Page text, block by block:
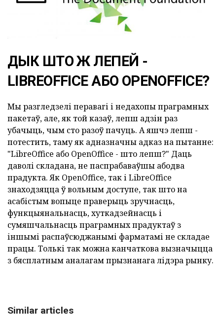
ДЫК ШТО Ж ЛЕПЕЙ -
LIBREOFFICE АБО OPENOFFICE?
Мы разгледзелі перавагі і недахопы праграмных
пакетаў, але, як той казаў, лепш адзін раз
убачыць, чым сто разоў пачуць. А яшчэ лепш -
потестить, таму як адназначны адказ на пытанне:
"LibreOffice або OpenOffice - што лепш?" Даць
даволі складана, не паспрабаваўшы абодва
прадукта. Як OpenOffice, так і LibreOffice
знаходзяцца ў вольным доступе, так што на
асабістым вопыце праверыць зручнасць,
функцыянальнасць, хуткадзейнасць і
сумяшчальнасць праграмных прадуктаў з
іншымі распаўсюджанымі фарматамі не складае
працы. Толькі так можна канчаткова вызначыцца
з бясплатным аналагам прызнанага лідэра рынку.
Similar articles